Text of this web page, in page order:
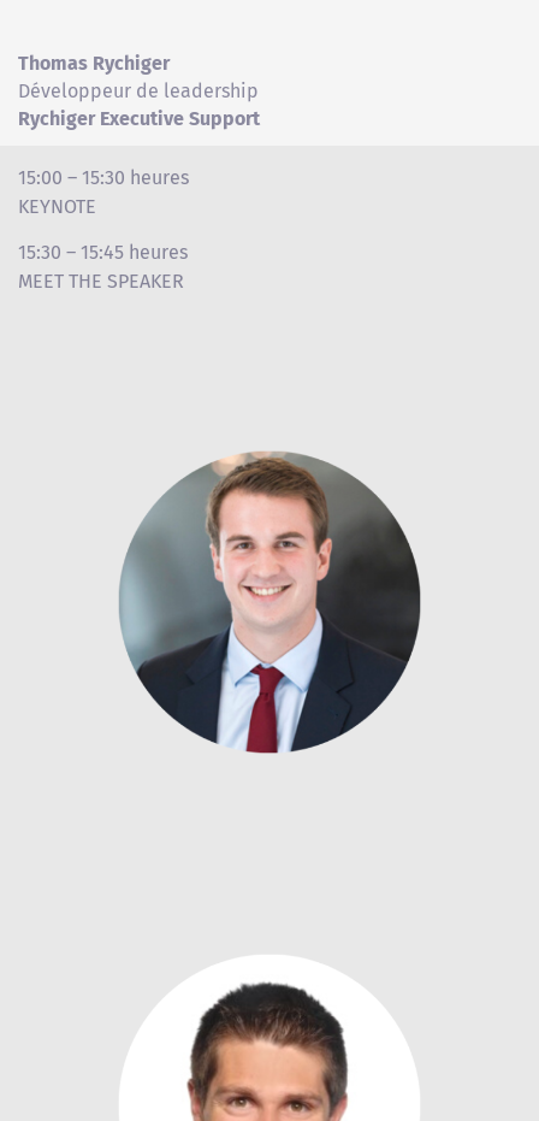
Thomas Rychiger
Développeur de leadership
Rychiger Executive Support
15:00 – 15:30 heures
KEYNOTE
15:30 – 15:45 heures
MEET THE SPEAKER